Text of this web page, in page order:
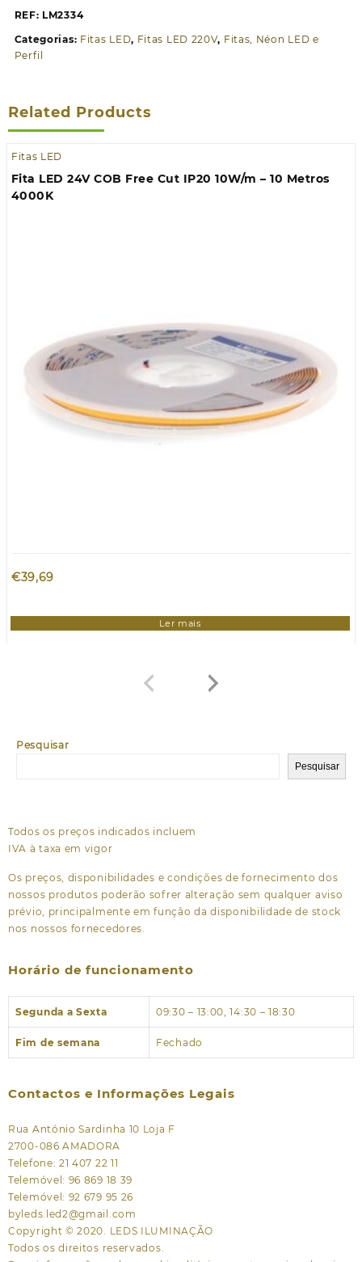
Pesquisar
Pesquisar
LED
AC
SMD2835
IP65
RGB
metros
REF: LM2334
Categorias: Fitas LED, Fitas LED 220V, Fitas, Néon LED e
Perfil
Related Products
Fitas LED
Fita LED 24V COB Free Cut IP20 10W/m – 10 Metros
4000K
€39,69
Ler mais
Todos os preços indicados incluem
IVA à taxa em vigor
Os preços, disponibilidades e condições de fornecimento dos
nossos produtos poderão sofrer alteração sem qualquer aviso
prévio, principalmente em função da disponibilidade de stock
nos nossos fornecedores.
Horário de funcionamento
Segunda a Sexta 09:30 – 13:00, 14:30 – 18:30
Fim de semana Fechado
Contactos e Informações Legais
Rua António Sardinha 10 Loja F
2700-086 AMADORA
Telefone: 21 407 22 11
Telemóvel: 96 869 18 39
Telemóvel: 92 679 95 26
byleds.led2@gmail.com
Copyright © 2020. LEDS ILUMINAÇÃO
Todos os direitos reservados.